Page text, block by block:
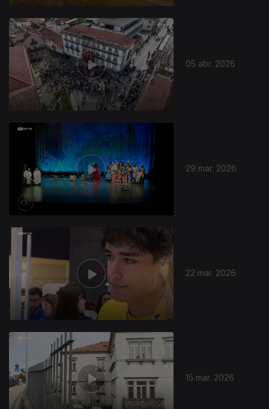
05 abr. 2026
29 mar. 2026
22 mar. 2026
15 mar. 2026